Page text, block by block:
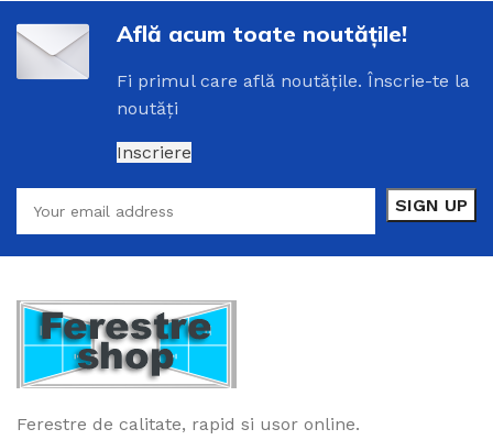
Află acum toate noutățile!
Fi primul care află noutățile. Înscrie-te la
noutăți
Inscriere
Ferestre de calitate, rapid si usor online.